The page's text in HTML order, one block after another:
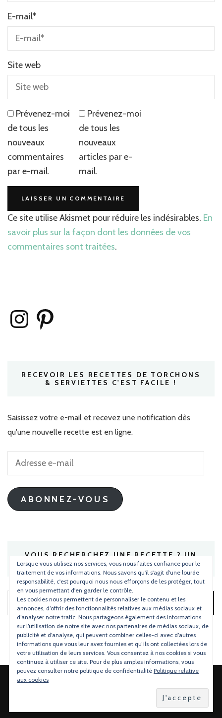
E-mail*
Site web
Prévenez-moi
de tous les
nouveaux
commentaires
par e-mail.
Prévenez-moi
de tous les
nouveaux
articles par e-
mail.
Ce site utilise Akismet pour réduire les indésirables. En
savoir plus sur la façon dont les données de vos
commentaires sont traitées.
InstagramPinterest
RECEVOIR LES RECETTES DE TORCHONS
& SERVIETTES C'EST FACILE !
Saisissez votre e-mail et recevez une notification dès
qu'une nouvelle recette est en ligne.
Adresse
mail
ABONNEZ-VOUS
VOUS RECHERCHEZ UNE RECETTE ? UN
INGRÉDIENT ?
Rechercher :
2026 Copyright
Lorsque vous utilisez nos services, vous nous faites confiance pour le
traitement de vos informations. Nous savons qu'il s'agit d'une lourde
responsabilité, c'est pourquoi nous nous efforçons de les protéger, tout
en vous permettant d'en garder le contrôle.
Les cookies nous permettent de personnaliser le contenu et les
annonces, d’offrir des fonctionnalités relatives aux médias sociaux et
d’analyser notre trafic. Nous partageons également des informations
sur l’utilisation de notre site avec nos partenaires de médias sociaux, de
publicité et d’analyse, qui peuvent combiner celles-ci avec d’autres
informations que vous leur avez fournies et qu’ils ont collectées lors de
votre utilisation de leurs services. Vous consentez à nos cookies si vous
continuez à utiliser ce site. Pour de plus amples informations, vous
pouvez consulter notre politique de confidentialité Politique relative
aux cookies